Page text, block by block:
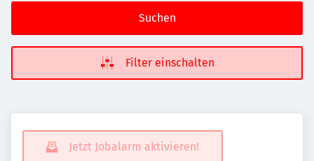
Suchen
Filter einschalten
Jetzt Jobalarm aktivieren!